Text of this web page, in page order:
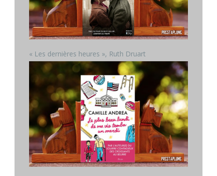
« Les dernières heures », Ruth Druart